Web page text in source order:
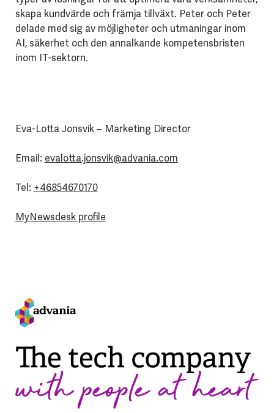
skapa kundvärde och främja tillväxt. Peter och Peter
delade med sig av möjligheter och utmaningar inom
AI, säkerhet och den annalkande kompetensbristen
inom IT-sektorn.
Eva-Lotta Jonsvik – Marketing Director
Email: evalotta.jonsvik@advania.com
Tel: +46854670170
MyNewsdesk profile